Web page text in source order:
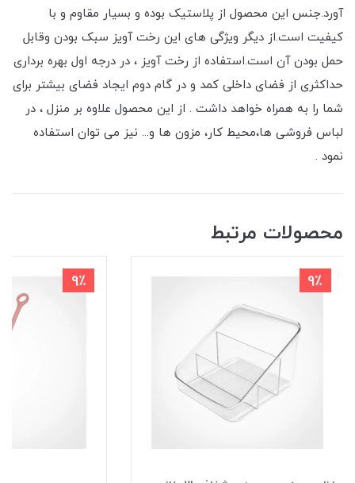
آورد.جنس این محصول از پلاستیک بوده و بسیار مقاوم و با
کیفیت است.از دیگر ویژگی های این رخت آویز سبک بودن وقابل
حمل بودن آن است.استفاده از رخت آویز ، در درجه اول بهره برداری
حداکثری از فضای داخلی کمد و در گام دوم ایجاد فضای بیشتر برای
شما را به همراه خواهد داشت . از این محصول علاوه بر منزل ، در
لباس فروشی ها،محیط کار، مزون ها و... نیز می توان استفاده
نمود .
محصولات مرتبط
9٪ 9٪